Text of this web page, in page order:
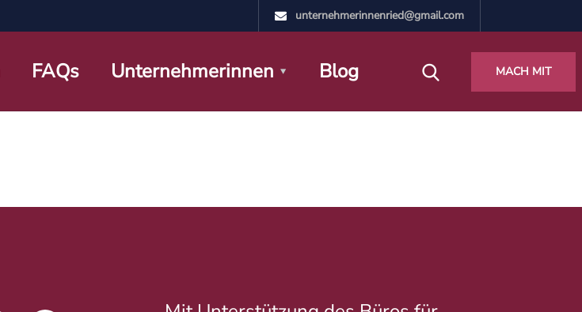
unternehmerinnenried@gmail.com
FAQs Unternehmerinnen Blog MACH MIT